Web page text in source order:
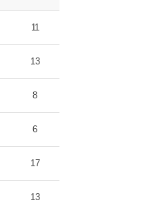
11
13
8
6
17
13